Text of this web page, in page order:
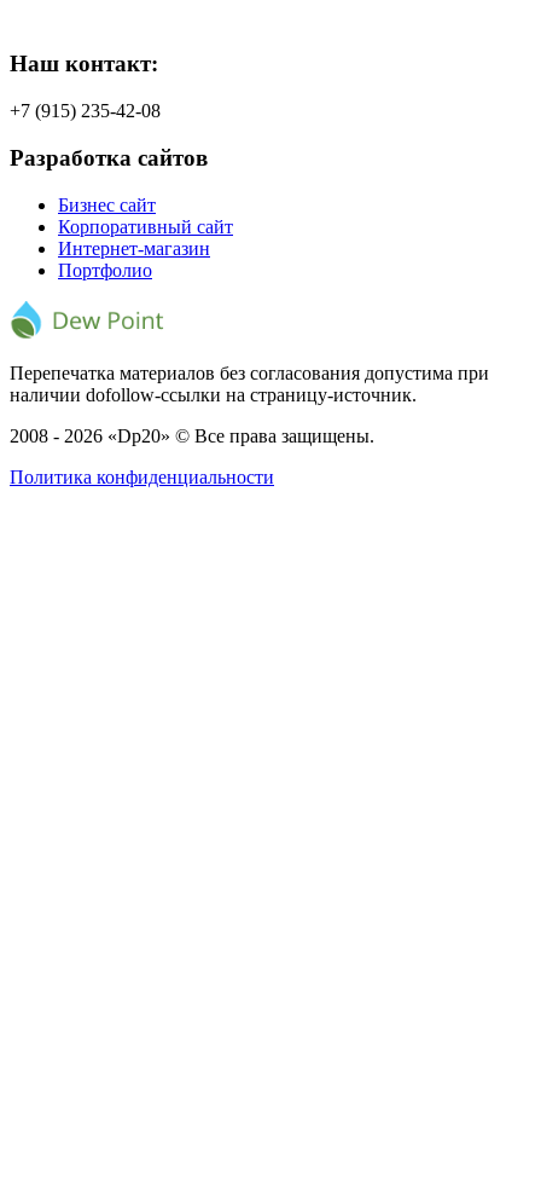
Наш контакт:
+7 (915) 235-42-08
Разработка сайтов
Бизнес сайт
Корпоративный сайт
Интернет-магазин
Портфолио
Перепечатка материалов без согласования допустима при
наличии dofollow-ссылки на страницу-источник.
2008 - 2026 «Dp20» © Все права защищены.
Политика конфиденциальности